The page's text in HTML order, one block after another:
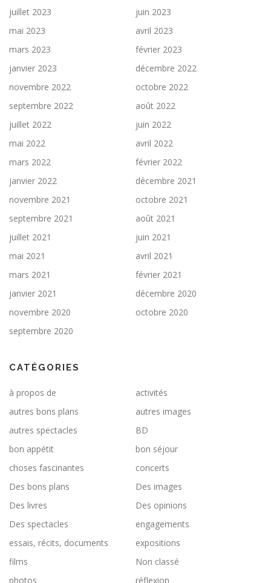
juillet 2023
juin 2023
mai 2023
avril 2023
mars 2023
février 2023
janvier 2023
décembre 2022
novembre 2022
octobre 2022
septembre 2022
août 2022
juillet 2022
juin 2022
mai 2022
avril 2022
mars 2022
février 2022
janvier 2022
décembre 2021
novembre 2021
octobre 2021
septembre 2021
août 2021
juillet 2021
juin 2021
mai 2021
avril 2021
mars 2021
février 2021
janvier 2021
décembre 2020
novembre 2020
octobre 2020
septembre 2020
CATÉGORIES
à propos de
activités
autres bons plans
autres images
autres spectacles
BD
bon appétit
bon séjour
choses fascinantes
concerts
Des bons plans
Des images
Des livres
Des opinions
Des spectacles
engagements
essais, récits, documents
expositions
films
Non classé
photos
réflexion